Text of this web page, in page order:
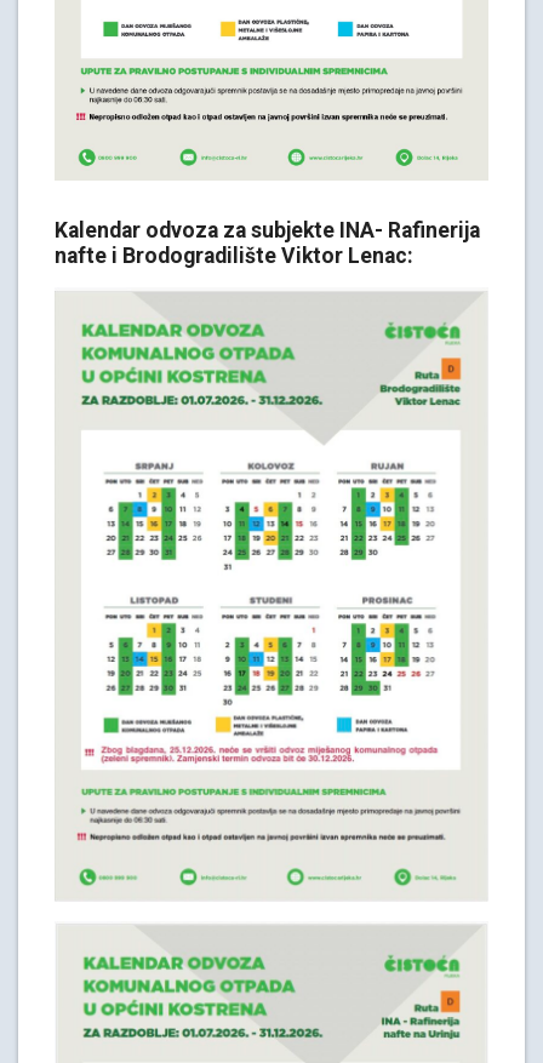
Kalendar odvoza za subjekte INA- Rafinerija
nafte i Brodogradilište Viktor Lenac: